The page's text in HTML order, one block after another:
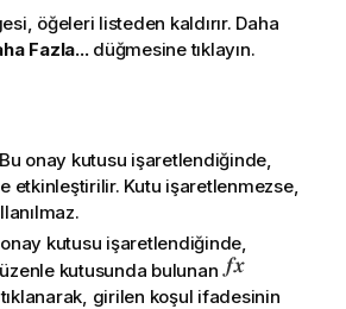
öğeleri listeden kaldırır. Daha
Fazla...düğmesine tıklayın.
onay kutusu işaretlendiğinde,
etkinleştirilir. Kutu işaretlenmezse,
kutusu işaretlendiğinde,
kutusunda bulunan
girilen koşul ifadesinin